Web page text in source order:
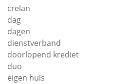
crelan
dag
dagen
dienstverband
doorlopend krediet
duo
eigen huis